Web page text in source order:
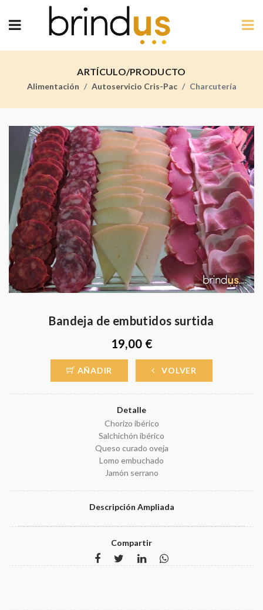
ARTÍCULO/PRODUCTO
Alimentación Autoservicio Cris-Pac Charcutería
Bandeja de embutidos surtida
19,00 €
AÑADIR VOLVER
Detalle
Chorizo ibérico
Salchichón ibérico
Queso curado oveja
Lomo embuchado
Jamón serrano
Descripción Ampliada
Compartir